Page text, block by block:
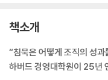
책소개
“침묵은 어떻게 조직의 성
하버드 경영대학원이 25년